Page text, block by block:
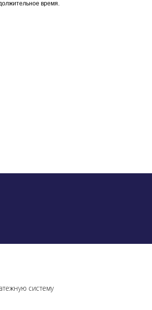
время.
систему